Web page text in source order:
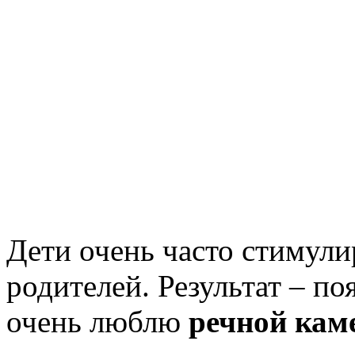
Дети очень часто
родителей. Результат –
очень люблю речной